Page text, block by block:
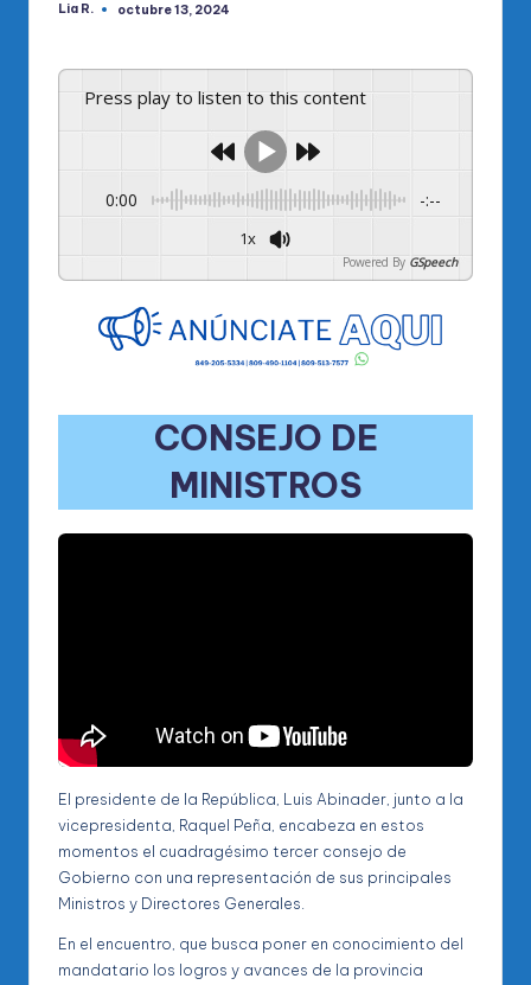
Publicado
Lia R. octubre 13, 2024
Press play to listen to this content
0:00 -:--
1x
Powered By GSpeech
CONSEJO DE
MINISTROS
El presidente de la República, Luis Abinader, junto a la
vicepresidenta, Raquel Peña, encabeza en estos
momentos el cuadragésimo tercer consejo de
Gobierno con una representación de sus principales
Ministros y Directores Generales.
En el encuentro, que busca poner en conocimiento del
mandatario los logros y avances de la provincia